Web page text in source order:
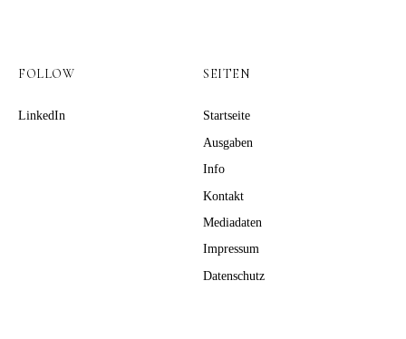
FOLLOW
LinkedIn
SEITEN
Startseite
Ausgaben
Info
Kontakt
Mediadaten
Impressum
Datenschutz